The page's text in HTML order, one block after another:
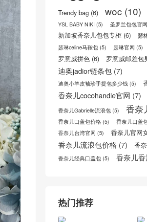
celine香港专柜地址
Chanel Coco
Coco Handle Bag(6) dior30
dior台湾官网 (6) lady dior袖珍
Leboy(14)
luggage micro
Trendy bag(6) woc(10)
YSL BABY NIKI(5) 圣罗兰包包官网
新加坡香奈儿包包专柜(6) 瑟
瑟琳celine马鞍包(5) 瑟琳官网(5)
罗意威拼色(6) 罗意威邮差包
迪奥jadior链条包 (7)
香奈儿Gabrielle流浪包
香奈儿口盖包价格
香奈儿台湾官网
香奈儿官网